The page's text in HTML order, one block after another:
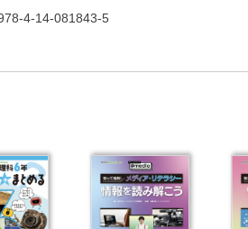
4-14-081843-5